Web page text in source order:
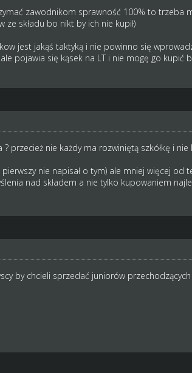
zawodnikom sprawność 100% to trzeba
składu bo nikt by ich nie kupił)
jest jakąś taktyką i nie powinno się
pojawia się kąsek na LT i nie mogę go
przecież nie każdy ma rozwiniętą szkółkę i
nie napisał o tym) ale mniej więcej
nad składem a nie tylko kupowaniem
by chcieli sprzedać juniorów